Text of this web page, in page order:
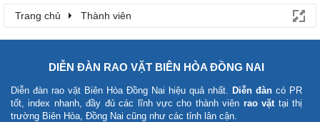
Trang chủ Thành viên
DIỄN ĐÀN RAO VẶT BIÊN HÒA ĐỒNG NAI
Diễn đàn rao vặt Biên Hòa Đồng Nai hiệu quả nhất. Diễn đàn có PR
tốt, index nhanh, đầy đủ các lĩnh vực cho thành viên rao vặttại thị
trường Biên Hòa, Đồng Nai cũng như các tỉnh lân cận.